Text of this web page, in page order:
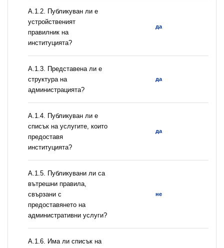
А.1.2. Публикуван ли е
устройственият
правилник на
институцията?
да
A.1.3. Представена ли е
структура на
администрацията?
да
А.1.4. Публикуван ли е
списък на услугите, които
предоставя
институцията?
да
А.1.5. Публикувани ли са
вътрешни правила,
свързани с
предоставянето на
административни услуги?
не
А.1.6. Има ли списък на